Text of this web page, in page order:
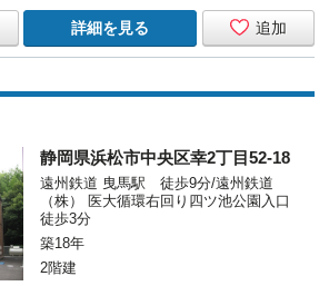
追加
詳細を見る
静岡県浜松市中央区幸2丁目52-18
遠州鉄道 曳馬駅 徒歩9分/遠州鉄道
（株） 医大循環右回り四ツ池公園入口
徒歩3分
築18年
2階建